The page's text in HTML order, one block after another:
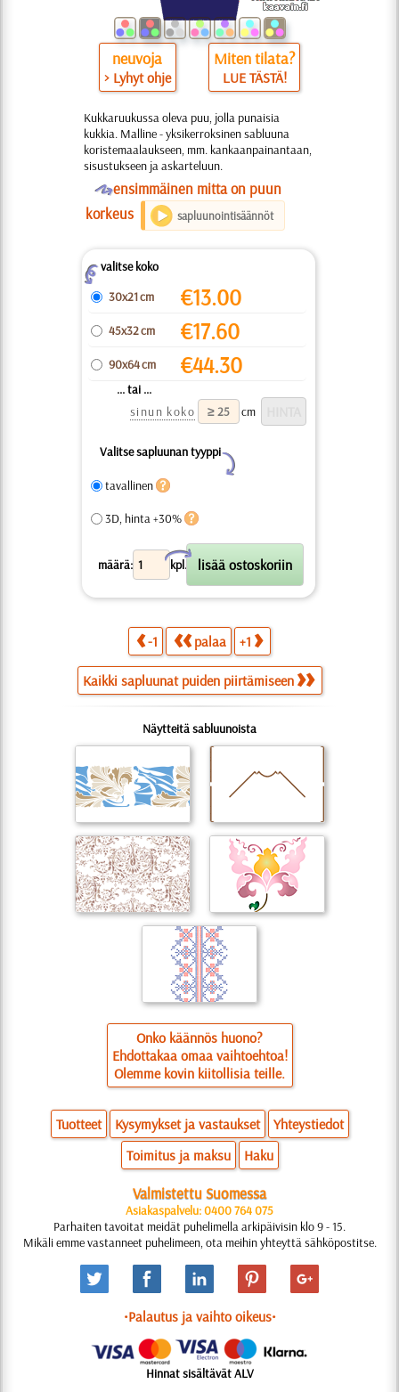
neuvoja
> Lyhyt ohje
Miten tilata?
LUE TÄSTÄ!
Kukkaruukussa oleva puu, jolla punaisia ​​
kukkia. Malline - yksikerroksinen sabluuna
koristemaalaukseen, mm. kankaanpainantaan,
sisustukseen ja askarteluun.
Oensimmäinen mitta on puun
korkeus
sapluunointisäännöt
Zvalitse koko
30x21 cm
€13.00
45x32 cm €17.60
90x64 cm €44.30
... tai ...
sinun koko
cm
Valitse sapluunan tyyppi
Y
tavallinen
3D, hinta +30%
määrä: kpl.
X
-1 palaa +1
Kaikki sapluunat puiden piirtämiseen
Näytteitä sabluunoista
Onko käännös huono?
Ehdottakaa omaa vaihtoehtoa!
Olemme kovin kiitollisia teille.
Tuotteet Kysymykset ja vastaukset
Yhteystiedot
Toimitus ja maksu
Haku
Valmistettu Suomessa
Asiakaspalvelu: 0400 764 075
Parhaiten tavoitat meidät puhelimella arkipäivisin klo 9 - 15.
Mikäli emme vastanneet puhelimeen, ota meihin yhteyttä sähköpostitse.
•Palautus ja vaihto oikeus•
Hinnat sisältävät ALV